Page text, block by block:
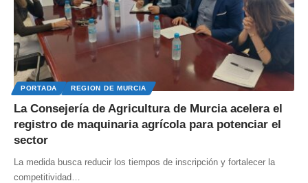
PORTADA REGION DE MURCIA
La Consejería de Agricultura de Murcia acelera el
registro de maquinaria agrícola para potenciar el
sector
La medida busca reducir los tiempos de inscripción y fortalecer la
competitividad